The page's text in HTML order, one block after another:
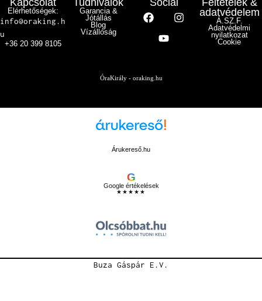
Elérhetőségek:
info@oraking.h
u
+36 20 399 8105
Garancia &
Jótállás
Blog
Vízállóság
adatvédelem
Á.SZ.F.
Adatvédelmi
nyilatkozat
Cookie
ÓraKirály - oraking.hu
Árukereső.hu
G
Google értékelések
★★★★★
Buza Gáspár E.V.